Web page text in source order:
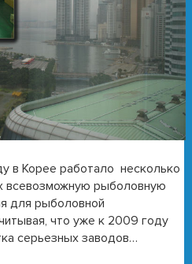
в Корее работало несколько
всевозможную рыболовную
для рыболовной
что уже к 2009 году
серьезных заводов…